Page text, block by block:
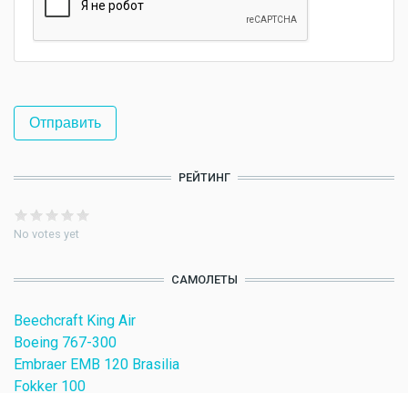
РЕЙТИНГ
No votes yet
САМОЛЕТЫ
Beechcraft King Air
Boeing 767-300
Embraer EMB 120 Brasilia
Fokker 100